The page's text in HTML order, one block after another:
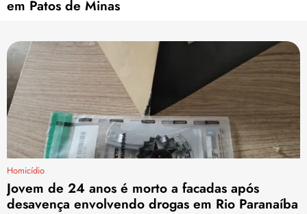
em Patos de Minas
Homicídio
Jovem de 24 anos é morto a facadas após
desavença envolvendo drogas em Rio Paranaíba